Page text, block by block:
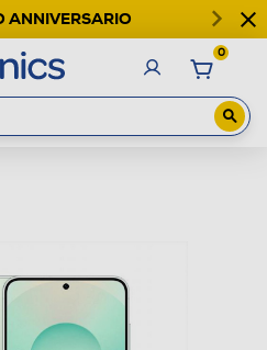
ANNIVERSARIO
0